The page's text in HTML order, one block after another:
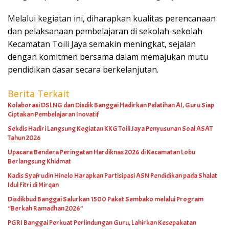
Melalui kegiatan ini, diharapkan kualitas perencanaan
dan pelaksanaan pembelajaran di sekolah-sekolah
Kecamatan Toili Jaya semakin meningkat, sejalan
dengan komitmen bersama dalam memajukan mutu
pendidikan dasar secara berkelanjutan.
Berita Terkait
Kolaborasi DSLNG dan Disdik Banggai Hadirkan Pelatihan AI, Guru Siap
Ciptakan Pembelajaran Inovatif
Sekdis Hadiri Langsung Kegiatan KKG Toili Jaya Penyusunan Soal ASAT
Tahun 2026
Upacara Bendera Peringatan Hardiknas 2026 di Kecamatan Lobu
Berlangsung Khidmat
Kadis Syafrudin Hinelo Harapkan Partisipasi ASN Pendidikan pada Shalat
Idul Fitri di Mirqan
Disdikbud Banggai Salurkan 1500 Paket Sembako melalui Program
“Berkah Ramadhan 2026”
PGRI Banggai Perkuat Perlindungan Guru, Lahirkan Kesepakatan